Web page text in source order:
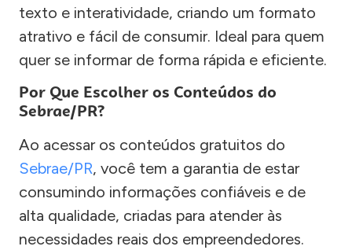
texto e interatividade, criando um formato
atrativo e fácil de consumir. Ideal para quem
quer se informar de forma rápida e eficiente.
Por Que Escolher os Conteúdos do
Sebrae/PR?
Ao acessar os conteúdos gratuitos do
Sebrae/PR, você tem a garantia de estar
consumindo informações confiáveis e de
alta qualidade, criadas para atender às
necessidades reais dos empreendedores.